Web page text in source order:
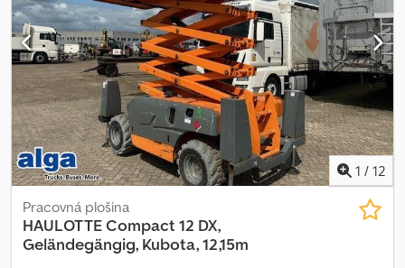
1 / 12
Pracovná plošina
HAULOTTECompact 12 DX,
Geländegängig, Kubota, 12,15m